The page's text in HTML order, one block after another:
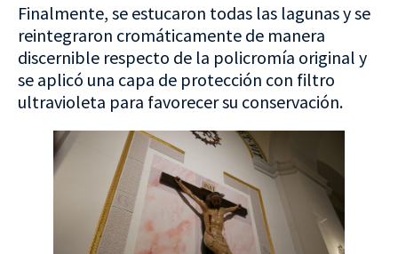
Finalmente, se estucaron todas las lagunas y se
reintegraron cromáticamente de manera
discernible respecto de la policromía original y
se aplicó una capa de protección con filtro
ultravioleta para favorecer su conservación.